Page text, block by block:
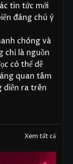
tin tức mới
đáng chú ý
chóng và
chỉ là nguồn
có thể dễ
quan tâm
diễn ra trên
Xem tất cả